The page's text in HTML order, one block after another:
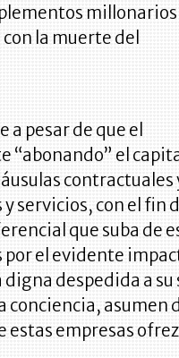
millonarios
la muerte del
a pesar de que el
“abonando” el
contractuales
servicios, con el fin
que suba de
el evidente
despedida a su
conciencia, asumen
empresas